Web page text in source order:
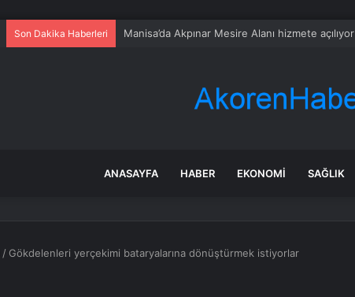
Son Dakika Haberleri Manisa’da Akpınar Mesire Alanı hizmete açılıyor
ANASAYFA HABER EKONOMI SAĞLIK
/ Gökdelenleri yerçekimi bataryalarına dönüştürmek istiyorlar